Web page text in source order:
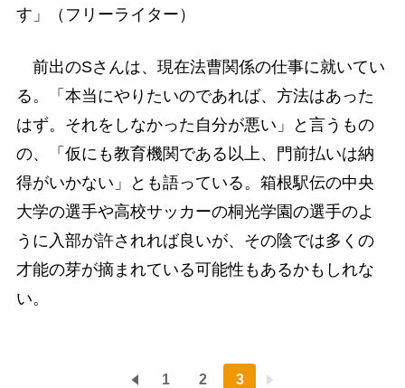
す」（フリーライター）
前出のSさんは、現在法曹関係の仕事に就いてい
る。「本当にやりたいのであれば、方法はあった
はず。それをしなかった自分が悪い」と言うもの
の、「仮にも教育機関である以上、門前払いは納
得がいかない」とも語っている。箱根駅伝の中央
大学の選手や高校サッカーの桐光学園の選手のよ
うに入部が許されれば良いが、その陰では多くの
才能の芽が摘まれている可能性もあるかもしれな
い。
1 2 3